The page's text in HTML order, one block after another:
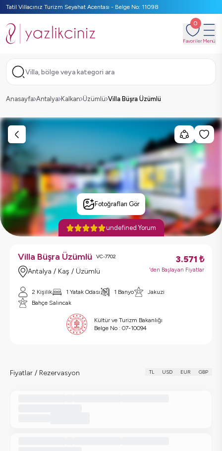
Tatil Villacınız Turizm Seyahat Acentası - Belge No: 11098
0
FavorilerMenü
Villa, bölge veya kategori ara
Anasayfa Antalya Kalkan Üzümlü Villa Büşra Üzümlü
Fotoğrafları Gör
undefined Yorum
Villa Büşra Üzümlü VC-7702
Antalya / Kaş / Üzümlü
3.571 ₺
'den Başlayan Fiyatlar
2 Kişilik 1 Yatak Odası 1 Banyo
Jakuzi
Bahçe Salıncak
Kültür ve Turizm Bakanlığı
Belge No : 07-10094
Fiyatlar / Rezervasyon TL USD EUR GBP